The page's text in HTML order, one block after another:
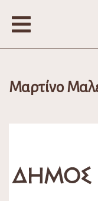
Μαρτίνο